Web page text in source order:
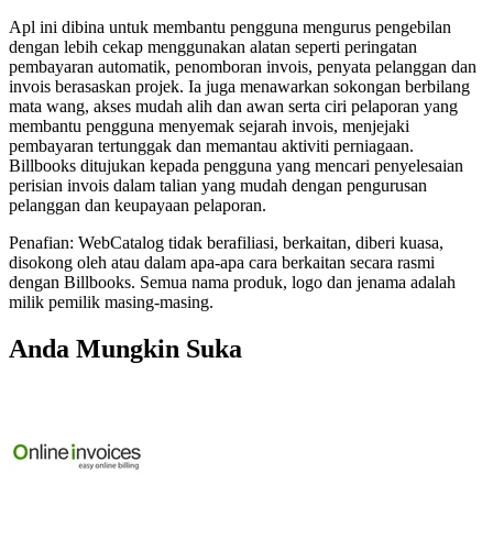
Apl ini dibina untuk membantu pengguna mengurus pengebilan
dengan lebih cekap menggunakan alatan seperti peringatan
pembayaran automatik, penomboran invois, penyata pelanggan dan
invois berasaskan projek. Ia juga menawarkan sokongan berbilang
mata wang, akses mudah alih dan awan serta ciri pelaporan yang
membantu pengguna menyemak sejarah invois, menjejaki
pembayaran tertunggak dan memantau aktiviti perniagaan.
Billbooks ditujukan kepada pengguna yang mencari penyelesaian
perisian invois dalam talian yang mudah dengan pengurusan
pelanggan dan keupayaan pelaporan.
Penafian: WebCatalog tidak berafiliasi, berkaitan, diberi kuasa,
disokong oleh atau dalam apa-apa cara berkaitan secara rasmi
dengan Billbooks. Semua nama produk, logo dan jenama adalah
milik pemilik masing-masing.
Anda Mungkin Suka